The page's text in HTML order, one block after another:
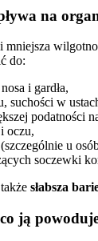
na
do:
i gardła,
suchości w
podatności
oczu,
u
soczewki
słabsza
ją